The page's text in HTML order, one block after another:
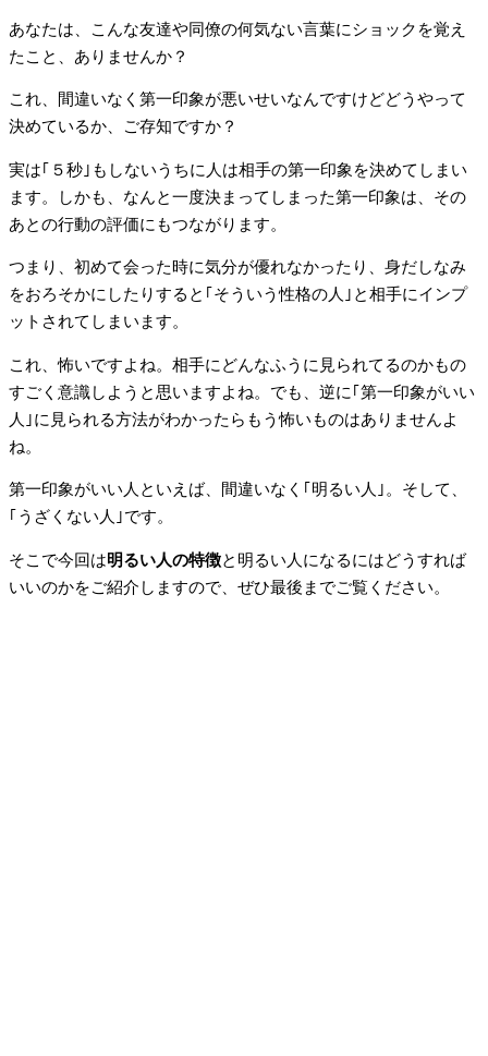
あなたは、こんな友達や同僚の何気ない言葉にショックを覚え
たこと、ありませんか？
これ、間違いなく第一印象が悪いせいなんですけどどうやって
決めているか、ご存知ですか？
実は｢５秒｣もしないうちに人は相手の第一印象を決めてしまい
ます。しかも、なんと一度決まってしまった第一印象は、その
あとの行動の評価にもつながります。
つまり、初めて会った時に気分が優れなかったり、身だしなみ
をおろそかにしたりすると｢そういう性格の人｣と相手にインプ
ットされてしまいます。
これ、怖いですよね。相手にどんなふうに見られてるのかもの
すごく意識しようと思いますよね。でも、逆に｢第一印象がいい
人｣に見られる方法がわかったらもう怖いものはありませんよ
ね。
第一印象がいい人といえば、間違いなく｢明るい人｣。そして、
｢うざくない人｣です。
そこで今回は明るい人の特徴と明るい人になるにはどうすれば
いいのかをご紹介しますので、ぜひ最後までご覧ください。